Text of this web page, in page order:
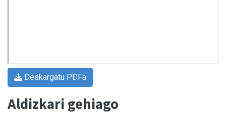
Deskargatu PDFa
Aldizkari gehiago